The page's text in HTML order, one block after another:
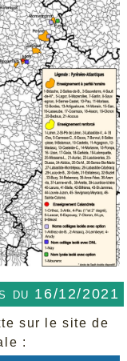
du 16/12/2021
sur le site de
: